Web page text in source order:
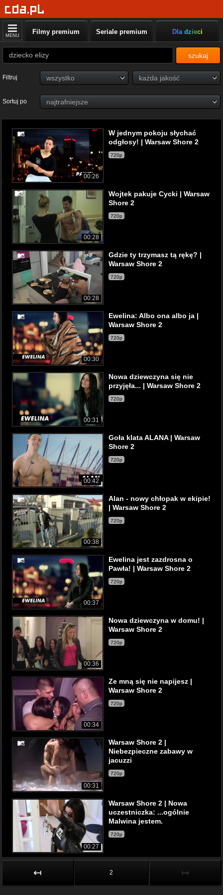
MENU Filmy premium Seriale premium Dla dzieci
szukaj
Filtruj
Sortuj po
00:26
W jednym pokoju słychać
odgłosy! | Warsaw Shore 2
720p
00:28
Wojtek pakuje Cycki | Warsaw
Shore 2
720p
00:28
Gdzie ty trzymasz tą rękę? |
Warsaw Shore 2
720p
00:30
Ewelina: Albo ona albo ja |
Warsaw Shore 2
720p
00:31
Nowa dziewczyna się nie
przyjęła... | Warsaw Shore 2
720p
00:42
Goła klata ALANA | Warsaw
Shore 2
720p
00:38
Alan - nowy chłopak w ekipie!
| Warsaw Shore 2
720p
00:37
Ewelina jest zazdrosna o
Pawła! | Warsaw Shore 2
720p
00:36
Nowa dziewczyna w domu! |
Warsaw Shore 2
720p
00:34
Ze mną się nie napijesz |
Warsaw Shore 2
720p
00:31
Warsaw Shore 2 |
Niebezpieczne zabawy w
jacuzzi
720p
00:27
Warsaw Shore 2 | Nowa
uczestniczka: ...ogólnie
Malwina jestem.
720p
↤ 2 ↦